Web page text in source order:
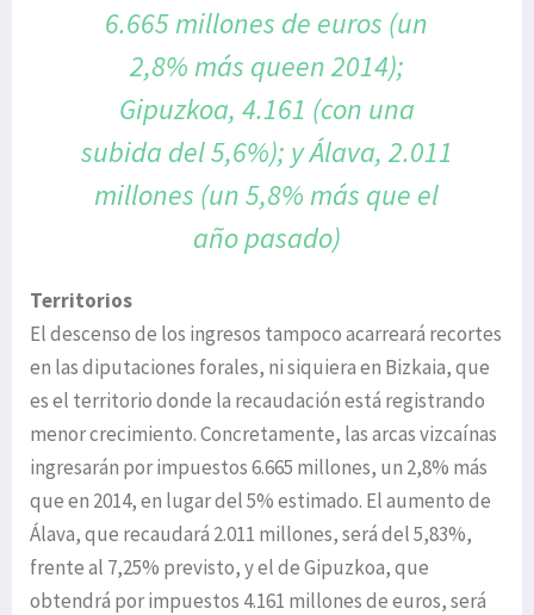
6.665 millones de euros (un
2,8% más queen 2014);
Gipuzkoa, 4.161 (con una
subida del 5,6%); y Álava, 2.011
millones (un 5,8% más que el
año pasado)
Territorios
El descenso de los ingresos tampoco acarreará recortes
en las diputaciones forales, ni siquiera en Bizkaia, que
es el territorio donde la recaudación está registrando
menor crecimiento. Concretamente, las arcas vizcaínas
ingresarán por impuestos 6.665 millones, un 2,8% más
que en 2014, en lugar del 5% estimado. El aumento de
Álava, que recaudará 2.011 millones, será del 5,83%,
frente al 7,25% previsto, y el de Gipuzkoa, que
obtendrá por impuestos 4.161 millones de euros, será